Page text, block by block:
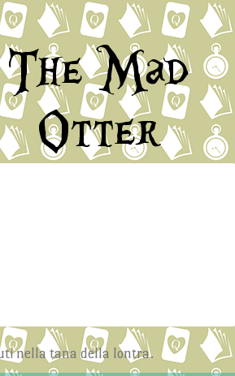
The Mad
Otter
nella tana della lontra.